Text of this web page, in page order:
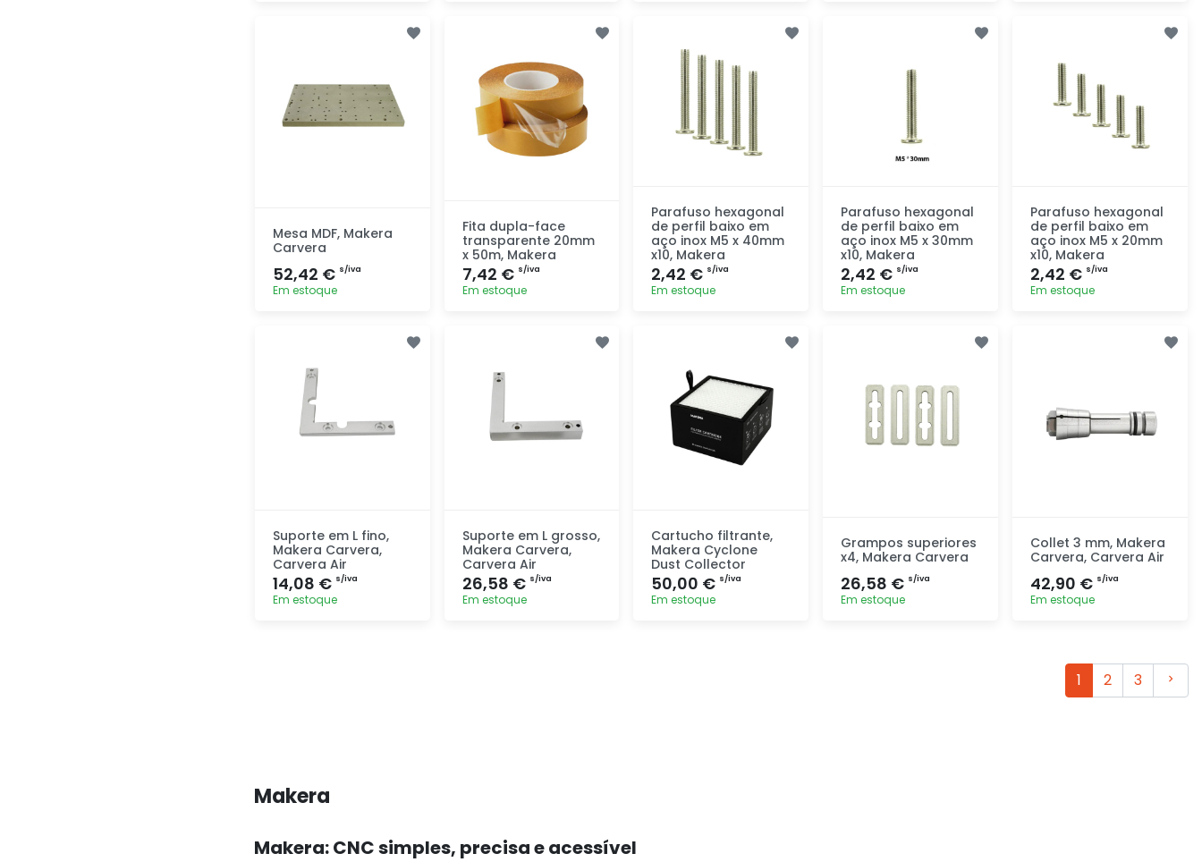
Mesa MDF, Makera
Carvera
52,42 € s/iva
Em estoque
Fita dupla-face
transparente 20mm
x 50m, Makera
7,42 € s/iva
Em estoque
Parafuso hexagonal
de perfil baixo em
aço inox M5 x 40mm
x10, Makera
2,42 € s/iva
Em estoque
Parafuso hexagonal
de perfil baixo em
aço inox M5 x 30mm
x10, Makera
2,42 € s/iva
Em estoque
Parafuso hexagonal
de perfil baixo em
aço inox M5 x 20mm
x10, Makera
2,42 € s/iva
Em estoque
Suporte em L fino,
Makera Carvera,
Carvera Air
14,08 € s/iva
Em estoque
Suporte em L grosso,
Makera Carvera,
Carvera Air
26,58 € s/iva
Em estoque
Cartucho filtrante,
Makera Cyclone
Dust Collector
50,00 € s/iva
Em estoque
Grampos superiores
x4, Makera Carvera
26,58 € s/iva
Em estoque
Collet 3 mm, Makera
Carvera, Carvera Air
42,90 € s/iva
Em estoque
1 2 3
Makera
Makera: CNC simples, precisa e acessível